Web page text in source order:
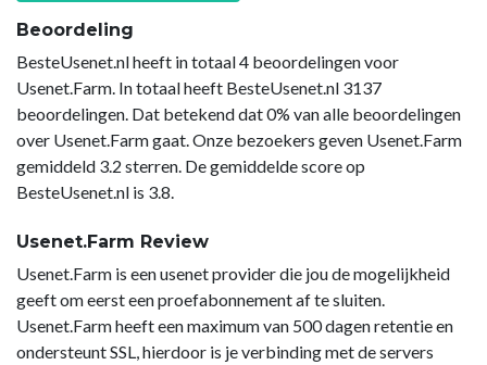
Beoordeling
BesteUsenet.nl heeft in totaal 4 beoordelingen voor
Usenet.Farm. In totaal heeft BesteUsenet.nl 3137
beoordelingen. Dat betekend dat 0% van alle beoordelingen
over Usenet.Farm gaat. Onze bezoekers geven Usenet.Farm
gemiddeld 3.2 sterren. De gemiddelde score op
BesteUsenet.nl is 3.8.
Usenet.Farm Review
Usenet.Farm is een usenet provider die jou de mogelijkheid
geeft om eerst een proefabonnement af te sluiten.
Usenet.Farm heeft een maximum van 500 dagen retentie en
ondersteunt SSL, hierdoor is je verbinding met de servers